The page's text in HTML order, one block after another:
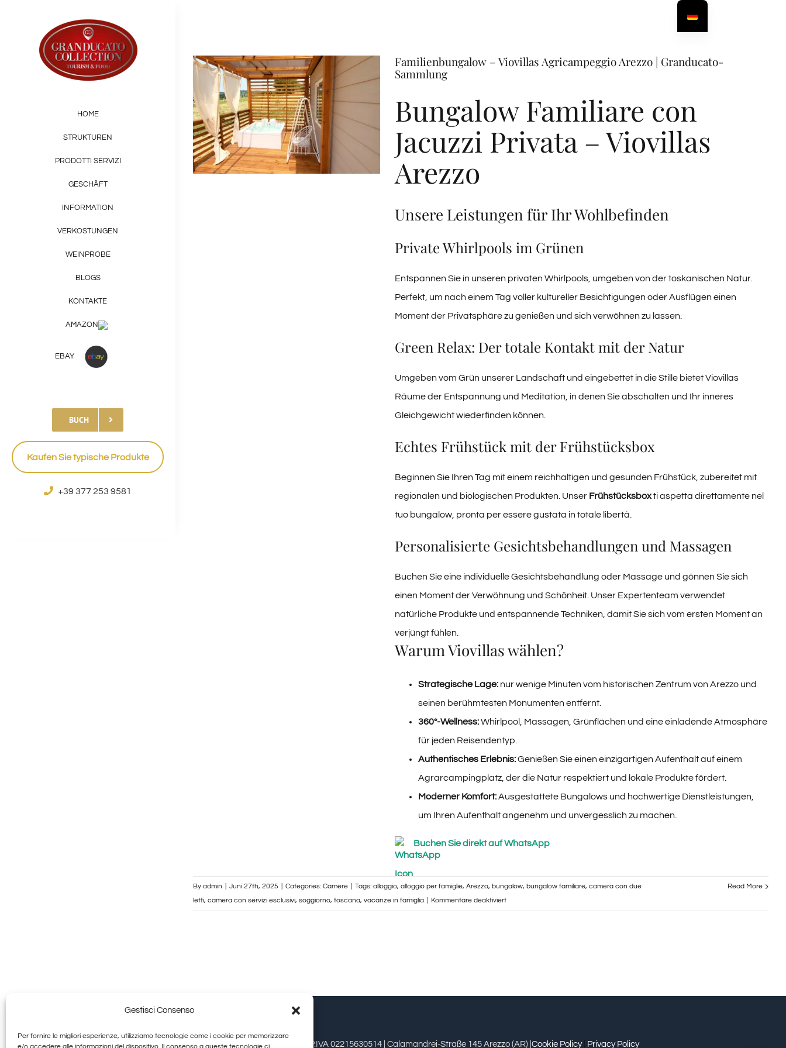
Gestisci Consenso
Per fornire le migliori esperienze, utilizziamo tecnologie come i cookie per memorizzare
HOME
STRUKTUREN
PRODOTTI SERVIZI
GESCHÄFT
INFORMATION
VERKOSTUNGEN
WEINPROBE
BLOGS
KONTAKTE
AMAZON
EBAY
BUCH
Kaufen Sie typische Produkte
+39 377 253 9581
Familienbungalow – Viovillas Agricampeggio Arezzo | Granducato-
Sammlung
Bungalow Familiare con
Jacuzzi Privata – Viovillas
Arezzo
Unsere Leistungen für Ihr Wohlbefinden
Private Whirlpools im Grünen
Entspannen Sie in unseren privaten Whirlpools, umgeben von der toskanischen Natur.
Perfekt, um nach einem Tag voller kultureller Besichtigungen oder Ausflügen einen
Moment der Privatsphäre zu genießen und sich verwöhnen zu lassen.
Green Relax: Der totale Kontakt mit der Natur
Umgeben vom Grün unserer Landschaft und eingebettet in die Stille bietet Viovillas
Räume der Entspannung und Meditation, in denen Sie abschalten und Ihr inneres
Gleichgewicht wiederfinden können.
Echtes Frühstück mit der Frühstücksbox
Beginnen Sie Ihren Tag mit einem reichhaltigen und gesunden Frühstück, zubereitet mit
regionalen und biologischen Produkten. Unser Frühstücksboxti aspetta direttamente nel
tuo bungalow, pronta per essere gustata in totale libertà.
Personalisierte Gesichtsbehandlungen und Massagen
Buchen Sie eine individuelle Gesichtsbehandlung oder Massage und gönnen Sie sich
einen Moment der Verwöhnung und Schönheit. Unser Expertenteam verwendet
natürliche Produkte und entspannende Techniken, damit Sie sich vom ersten Moment an
verjüngt fühlen.
Warum Viovillas wählen?
Strategische Lage:nur wenige Minuten vom historischen Zentrum von Arezzo und
seinen berühmtesten Monumenten entfernt.
360°-Wellness:Whirlpool, Massagen, Grünflächen und eine einladende Atmosphäre
für jeden Reisendentyp.
Authentisches Erlebnis:Genießen Sie einen einzigartigen Aufenthalt auf einem
Agrarcampingplatz, der die Natur respektiert und lokale Produkte fördert.
Moderner Komfort:Ausgestattete Bungalows und hochwertige Dienstleistungen,
um Ihren Aufenthalt angenehm und unvergesslich zu machen.
Buchen Sie direkt auf WhatsApp
By admin Juni 27th, 2025 Categories: Camere Tags: alloggio, alloggio per famiglie, Arezzo, bungalow, bungalow familiare, camera con due
letti, camera con servizi esclusivi, soggiorno, toscana, vacanze in famiglia Kommentare deaktiviertfür
|
Read More
Granducato Gestioni srl | P.IVA 02215630514 | Calamandrei-Straße 145 Arezzo (AR) | Cookie Policy| Privacy Policy